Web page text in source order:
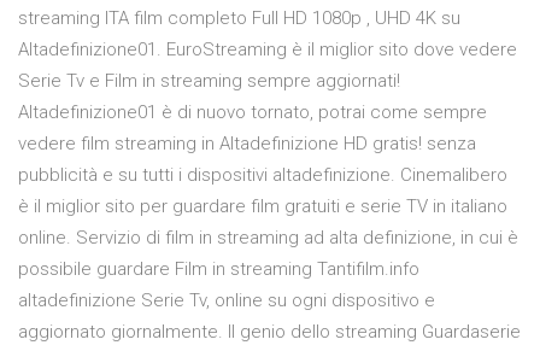
streaming ITA film completo Full HD 1080p , UHD 4K su
Altadefinizione01. EuroStreaming è il miglior sito dove vedere
Serie Tv e Film in streaming sempre aggiornati!
Altadefinizione01 è di nuovo tornato, potrai come sempre
vedere film streaming in Altadefinizione HD gratis! senza
pubblicità e su tutti i dispositivi altadefinizione. Cinemalibero
è il miglior sito per guardare film gratuiti e serie TV in italiano
online. Servizio di film in streaming ad alta definizione, in cui è
possibile guardare Film in streaming Tantifilm.info
altadefinizione Serie Tv, online su ogni dispositivo e
aggiornato giornalmente. Il genio dello streaming Guardaserie